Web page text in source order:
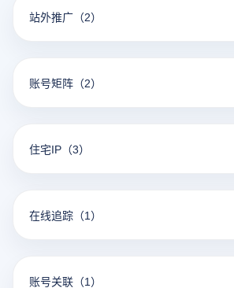
站外推广 （2）
账号矩阵 （2）
住宅IP （3）
在线追踪 （1）
账号关联 （1）